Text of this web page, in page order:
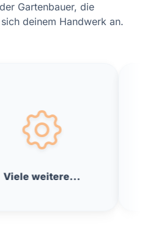
Gartenbauer, die
deinem Handwerk an.